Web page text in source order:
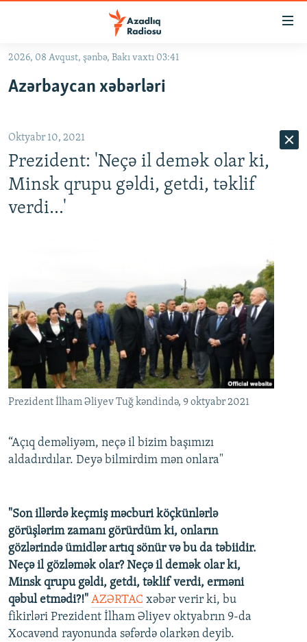
Əsas
qayıt
qayıt
Axtarışa
keç
#ƏSLINDƏ
QANUNI DOĞRU
FOTOQALEREYA
İNFOQRAFIKA
KARIKATURA
OXU ZALI
AZƏRBAYCAN ƏDƏBIYYATI KITABXANASI
İSLAM VƏ DEMOKRATIYA
İZ - MƏDƏNIYYƏT PROQRAMI
HAQQIMIZDA
MISSIYAMIZ
PEŞƏ ETIKASI VƏ JURNALISTIKA STANDARTLARIMIZ
MATERIALLARIMIZDAN ISTIFADƏ
AZADLIQRADIOSU MOBIL TELEFONUNUZDA
XƏBƏR BÜLLETENLƏRIMIZ
BIZI IZLƏ
RFE/RL-in bütün saytları
2026, 08 Avqust, şənbə, Bakı vaxtı 03:41
Azərbaycan xəbərləri
Oktyabr 10, 2021
Prezident: 'Neçə il demək olar ki,
Minsk qrupu gəldi, getdi, təklif
verdi...'
Prezident İlham Əliyev Tuğ kəndində, 9 oktyabr 2021
“Açıq deməliyəm, neçə il bizim başımızı
aldadırdılar. Deyə bilmirdim mən onlara"
"Son illərdə keçmiş məcburi köçkünlərlə
görüşlərim zamanı görürdüm ki, onların
gözlərində ümidlər artıq sönür və bu da təbiidir.
Neçə il gözləmək olar? Neçə il demək olar ki,
Minsk qrupu gəldi, getdi, təklif verdi, erməni
qəbul etmədi?!" AZƏRTAC xəbər verir ki, bu
fikirləri Prezident İlham Əliyev oktyabrın 9-da
Xocavənd rayonunda səfərdə olarkən deyib.